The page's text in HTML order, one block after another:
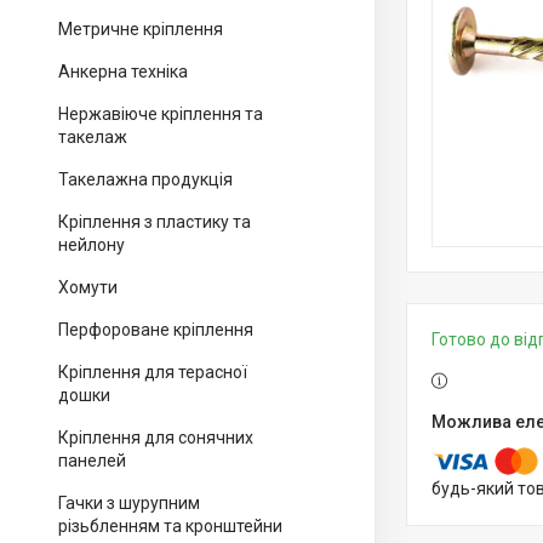
Метричне кріплення
Анкерна техніка
Нержавіюче кріплення та
такелаж
Такелажна продукція
Кріплення з пластику та
нейлону
Хомути
Перфороване кріплення
Кріплення для терасної
дошки
Кріплення для сонячних
панелей
Гачки з шурупним
різьбленням та кронштейни
Готово до
будь-який